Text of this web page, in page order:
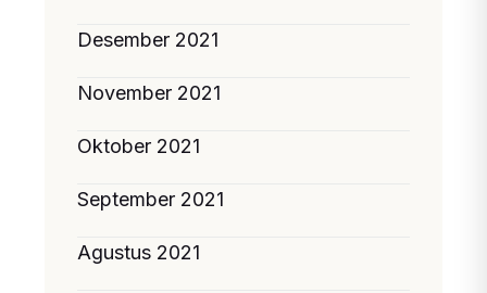
Desember 2021
November 2021
Oktober 2021
September 2021
Agustus 2021